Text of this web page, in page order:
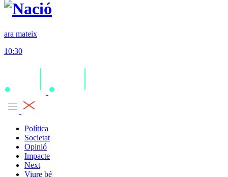
ara mateix
10:30
Política
Societat
Opinió
Impacte
Next
Viure bé